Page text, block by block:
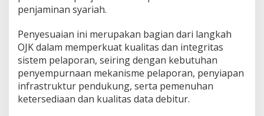
penjaminan syariah.
Penyesuaian ini merupakan bagian dari langkah
OJK dalam memperkuat kualitas dan integritas
sistem pelaporan, seiring dengan kebutuhan
penyempurnaan mekanisme pelaporan, penyiapan
infrastruktur pendukung, serta pemenuhan
ketersediaan dan kualitas data debitur.